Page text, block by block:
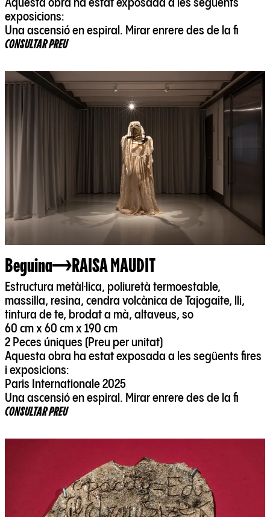
Aquesta obra ha estat exposada a les següents
exposicions:
Una ascensió en espiral. Mirar enrere des de la fi
CONSULTAR PREU
Beguina RAISA MAUDIT
Estructura metàl·lica, poliuretà termoestable,
massilla, resina, cendra volcànica de Tajogaite, lli,
tintura de te, brodat a mà, altaveus, so
60 cm x 60 cm x 190 cm
2 Peces úniques (Preu per unitat)
Aquesta obra ha estat exposada a les següents fires
i exposicions:
Paris Internationale 2025
Una ascensió en espiral. Mirar enrere des de la fi
CONSULTAR PREU